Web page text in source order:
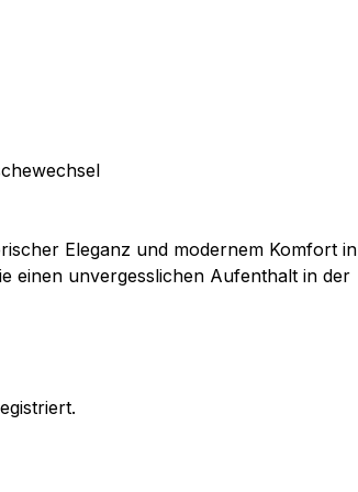
Eleganz und modernem Komfort in
einen unvergesslichen Aufenthalt in der